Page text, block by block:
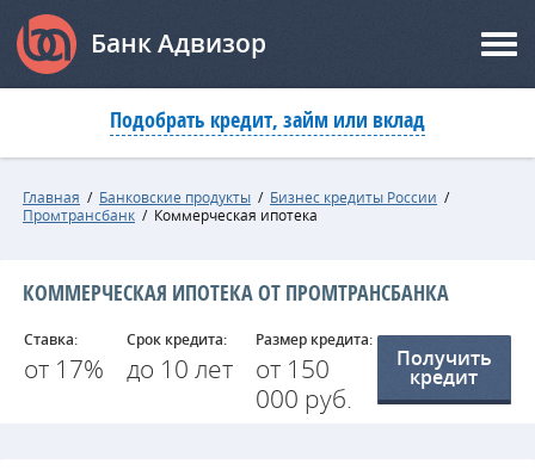
Банк Адвизор
Подобрать кредит, займ или вклад
Главная / Банковские продукты / Бизнес кредиты России /
Промтрансбанк / Коммерческая ипотека
КОММЕРЧЕСКАЯ ИПОТЕКА ОТ ПРОМТРАНСБАНКА
Ставка:
от 17%
Срок кредита:
до 10 лет
Размер кредита:
от 150
000 руб.
Получить
кредит